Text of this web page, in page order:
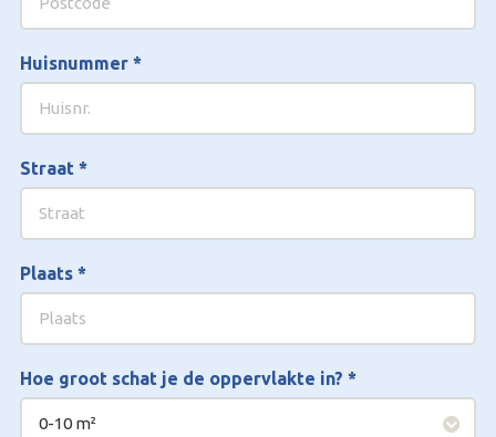
Huisnummer *
Straat *
Plaats *
Hoe groot schat je de oppervlakte in? *